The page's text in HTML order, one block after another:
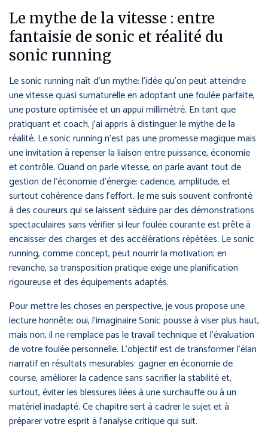
Le mythe de la vitesse : entre
fantaisie de sonic et réalité du
sonic running
Le sonic running naît d’un mythe: l’idée qu’on peut atteindre
une vitesse quasi surnaturelle en adoptant une foulée parfaite,
une posture optimisée et un appui millimétré. En tant que
pratiquant et coach, j’ai appris à distinguer le mythe de la
réalité. Le sonic running n’est pas une promesse magique mais
une invitation à repenser la liaison entre puissance, économie
et contrôle. Quand on parle vitesse, on parle avant tout de
gestion de l’économie d’énergie: cadence, amplitude, et
surtout cohérence dans l’effort. Je me suis souvent confronté
à des coureurs qui se laissent séduire par des démonstrations
spectaculaires sans vérifier si leur foulée courante est prête à
encaisser des charges et des accélérations répétées. Le sonic
running, comme concept, peut nourrir la motivation; en
revanche, sa transposition pratique exige une planification
rigoureuse et des équipements adaptés.
Pour mettre les choses en perspective, je vous propose une
lecture honnête: oui, l’imaginaire Sonic pousse à viser plus haut,
mais non, il ne remplace pas le travail technique et l’évaluation
de votre foulée personnelle. L’objectif est de transformer l’élan
narratif en résultats mesurables: gagner en économie de
course, améliorer la cadence sans sacrifier la stabilité et,
surtout, éviter les blessures liées à une surchauffe ou à un
matériel inadapté. Ce chapitre sert à cadrer le sujet et à
préparer votre esprit à l’analyse critique qui suit.